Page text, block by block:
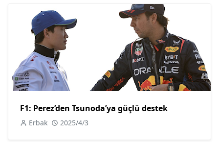
F1: Perez’den Tsunoda’ya güçlü destek
Erbak 2025/4/3